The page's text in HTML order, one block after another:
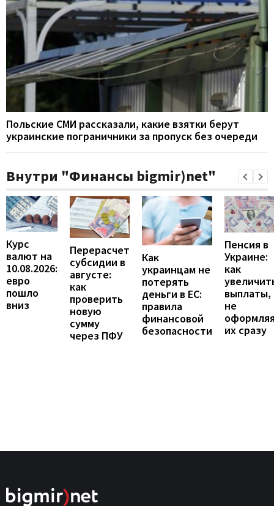
Польские СМИ рассказали, какие взятки берут
украинские пограничники за пропуск без очереди
Внутри "Финансы bigmir)net"
Курс
валют на
10.08.2026:
евро
пошло
вниз
Перерасчет
субсидии в
августе:
как
проверить
новую
сумму
через ПФУ
Как
украинцам не
потерять
деньги в ЕС:
правила
финансовой
безопасности
Пенсия в
Украине:
как
выплаты,
не
их сразу